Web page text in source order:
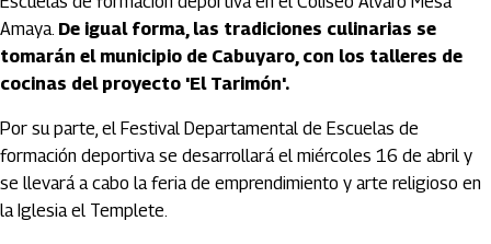
Amaya. De igual forma, las tradiciones culinarias se
tomarán el municipio de Cabuyaro, con los talleres de
cocinas del proyecto 'El Tarimón'.
Por su parte, el Festival Departamental de Escuelas de
formación deportiva se desarrollará el miércoles 16 de abril y
se llevará a cabo la feria de emprendimiento y arte religioso en
la Iglesia el Templete.